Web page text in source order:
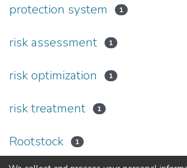
protection system 1
risk assessment 1
risk optimization 1
risk treatment 1
Rootstock 1